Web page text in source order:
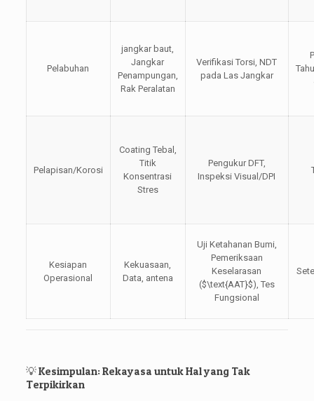
Pelabuhan
jangkar baut,
Jangkar
Penampungan,
Rak Peralatan
Verifikasi Torsi, NDT
pada Las Jangkar
Pelapisan/Korosi
Coating Tebal,
Titik
Konsentrasi
Stres
Pengukur DFT,
Inspeksi Visual/DPI
Kesiapan
Operasional
Kekuasaan,
Data, antena
Uji Ketahanan Bumi,
Pemeriksaan
Keselarasan
($\text{AAT}$), Tes
Fungsional
💡 Kesimpulan: Rekayasa untuk Hal yang Tak
Terpikirkan